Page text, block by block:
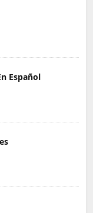
Español